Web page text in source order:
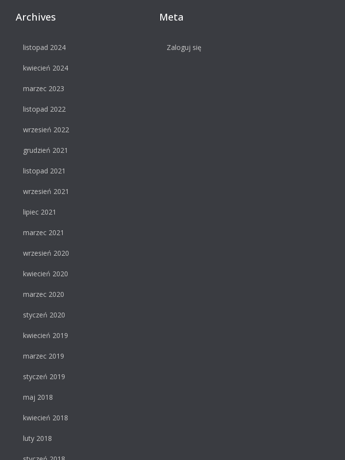
Archives
listopad 2024
kwiecień 2024
marzec 2023
listopad 2022
wrzesień 2022
grudzień 2021
listopad 2021
wrzesień 2021
lipiec 2021
marzec 2021
wrzesień 2020
kwiecień 2020
marzec 2020
styczeń 2020
kwiecień 2019
marzec 2019
styczeń 2019
maj 2018
kwiecień 2018
luty 2018
Meta
Zaloguj się